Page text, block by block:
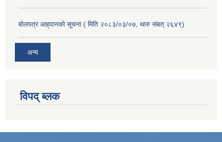
बोलपत्र आह्‌वानको सूचना ( मिति २०८३/०३/०७, थारु संबत् २६४९)
अन्य
विपद् ब्लक